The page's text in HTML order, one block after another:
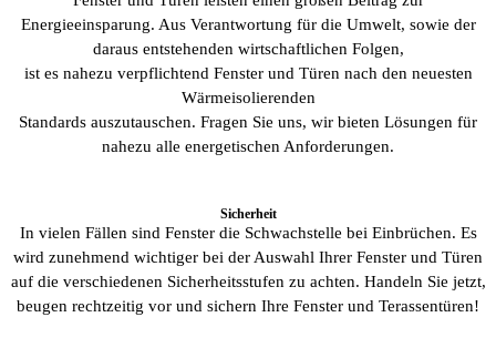
Energieeinsparung. Aus Verantwortung für die Umwelt, sowie der
daraus entstehenden wirtschaftlichen Folgen,
ist es nahezu verpflichtend Fenster und Türen nach den neuesten
Wärmeisolierenden
Standards auszutauschen. Fragen Sie uns, wir bieten Lösungen für
nahezu alle energetischen Anforderungen.
Sicherheit
In vielen Fällen sind Fenster die Schwachstelle bei Einbrüchen. Es
wird zunehmend wichtiger bei der Auswahl Ihrer Fenster und Türen
auf die verschiedenen Sicherheitsstufen zu achten. Handeln Sie jetzt,
beugen rechtzeitig vor und sichern Ihre Fenster und Terassentüren!